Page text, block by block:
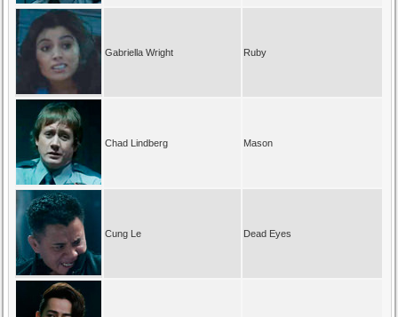
Gabriella Wright Ruby
Chad Lindberg Mason
Cung Le Dead Eyes